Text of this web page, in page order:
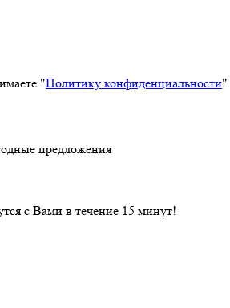
"Политику конфиденциальности"
предложения
с Вами в течение 15 минут!